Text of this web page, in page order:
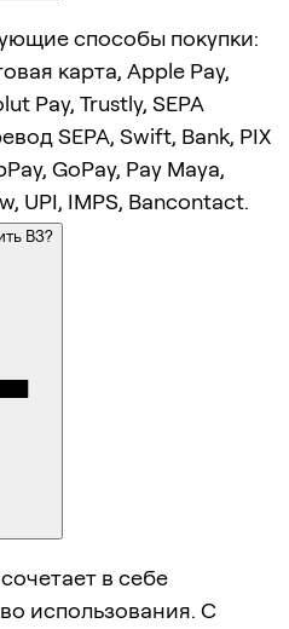
способы покупки:
карта, Apple Pay,
Pay, Trustly, SEPA
SEPA, Swift, Bank, PIX
GoPay, Pay Maya,
UPI, IMPS, Bancontact.
B3?
в себе
использования. С